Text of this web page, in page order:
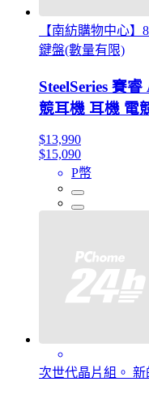
【南紡購物中心
鍵盤(數量有限)
SteelSeries 賽
競耳機 耳機 電
$13,990
$15,090
P幣
次世代晶片組。 新